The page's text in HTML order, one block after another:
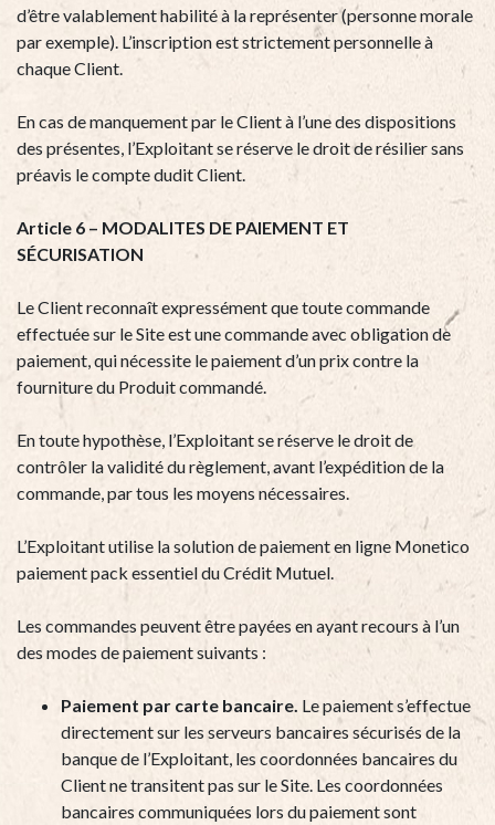
d’être valablement habilité à la représenter (personne morale
par exemple). L’inscription est strictement personnelle à
chaque Client.
En cas de manquement par le Client à l’une des dispositions
des présentes, l’Exploitant se réserve le droit de résilier sans
préavis le compte dudit Client.
Article 6 – MODALITES DE PAIEMENT ET
SÉCURISATION
Le Client reconnaît expressément que toute commande
effectuée sur le Site est une commande avec obligation de
paiement, qui nécessite le paiement d’un prix contre la
fourniture du Produit commandé.
En toute hypothèse, l’Exploitant se réserve le droit de
contrôler la validité du règlement, avant l’expédition de la
commande, par tous les moyens nécessaires.
L’Exploitant utilise la solution de paiement en ligne Monetico
paiement pack essentiel du Crédit Mutuel.
Les commandes peuvent être payées en ayant recours à l’un
des modes de paiement suivants :
Paiement par carte bancaire. Le paiement s’effectue
directement sur les serveurs bancaires sécurisés de la
banque de l’Exploitant, les coordonnées bancaires du
Client ne transitent pas sur le Site. Les coordonnées
bancaires communiquées lors du paiement sont